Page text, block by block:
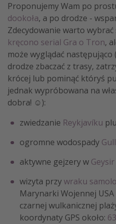
Proponujemy Wam po
dookoła, a po drodze -
Zdecydowanie warto wybrać
kręcono serial Gra o Tron,
może wyglądać następująco
drodze zbaczać z trasy,
krócej lub pominąć któryś
jednak wypróbowana na
dobra! ☺):
zwiedzanie Reykjavíku
ogromne wodospady
aktywne gejzery w Geysir
wizyta przywraku
Marynarki Wojennej
czarnej wulkanicznej
koordynaty GPS około: